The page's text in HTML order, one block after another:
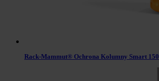
Rack-Mammut® Ochrona Kolumny Smart 150